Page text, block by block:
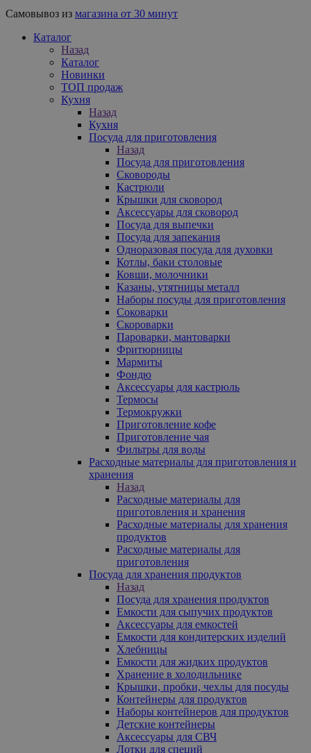
Самовывоз из магазина от 30 минут
Каталог
Назад
Каталог
Новинки
ТОП продаж
Кухня
Назад
Кухня
Посуда для приготовления
Назад
Посуда для приготовления
Сковороды
Кастрюли
Крышки для сковород
Аксессуары для сковород
Посуда для выпечки
Посуда для запекания
Одноразовая посуда для духовки
Котлы, баки столовые
Ковши, молочники
Казаны, утятницы металл
Наборы посуды для приготовления
Соковарки
Скороварки
Пароварки, мантоварки
Фритюрницы
Мармиты
Фондю
Аксессуары для кастрюль
Термосы
Термокружки
Приготовление кофе
Приготовление чая
Фильтры для воды
Расходные материалы для приготовления и
хранения
Назад
Расходные материалы для
приготовления и хранения
Расходные материалы для хранения
продуктов
Расходные материалы для
приготовления
Посуда для хранения продуктов
Назад
Посуда для хранения продуктов
Емкости для сыпучих продуктов
Аксессуары для емкостей
Емкости для кондитерских изделий
Хлебницы
Емкости для жидких продуктов
Хранение в холодильнике
Крышки, пробки, чехлы для посуды
Контейнеры для продуктов
Наборы контейнеров для продуктов
Детские контейнеры
Аксессуары для СВЧ
Лотки для специй